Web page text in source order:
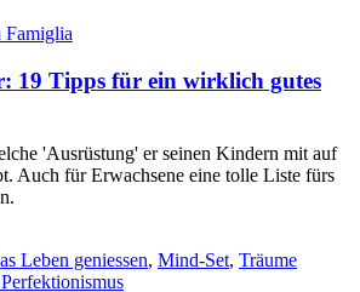
Famiglia
19 Tipps für ein wirklich gutes
'Ausrüstung' er seinen Kindern mit auf
Auch für Erwachsene eine tolle Liste fürs
Leben geniessen, Mind-Set, Träume